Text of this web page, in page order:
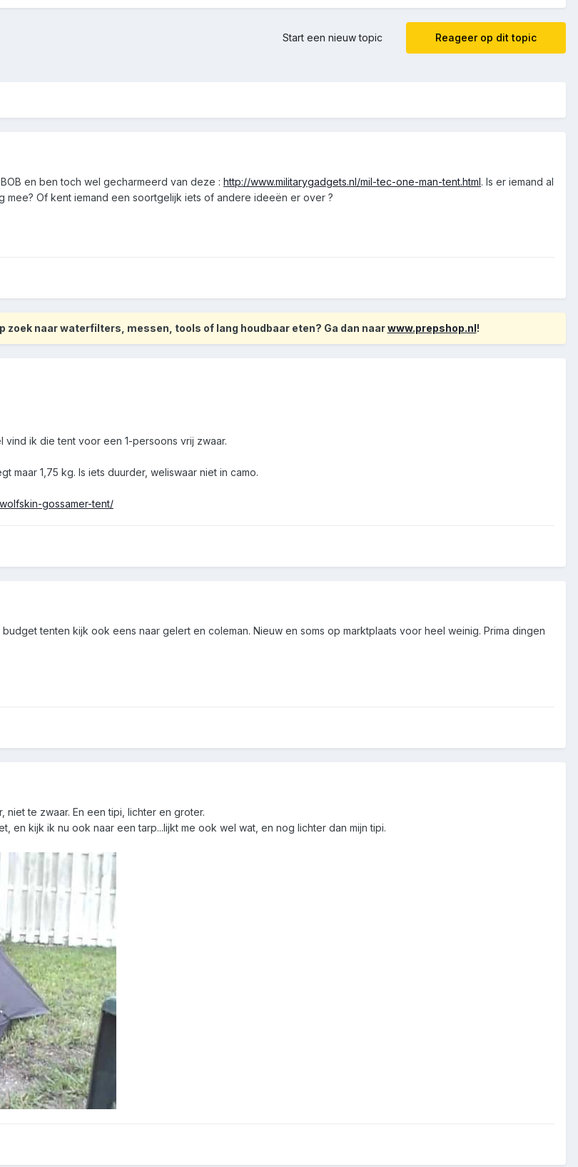
Reageer op dit topic
Start een nieuw topic
en ben toch wel gecharmeerd van deze : http://www.militarygadgets.nl/mil-tec-one-man-tent.html. Is er iemand al
Of kent iemand een soortgelijk iets of andere ideeën er over ?
zoek naar waterfilters, messen, tools of lang houdbaar eten? Ga dan naarwww.prepshop.nl!
vind ik die tent voor een 1-persoons vrij zwaar.
maar 1,75 kg. Is iets duurder, weliswaar niet in camo.
gossamer-tent/
tenten kijk ook eens naar gelert en coleman. Nieuw en soms op marktplaats voor heel weinig. Prima dingen
te zwaar. En een tipi, lichter en groter.
en kijk ik nu ook naar een tarp...lijkt me ook wel wat, en nog lichter dan mijn tipi.